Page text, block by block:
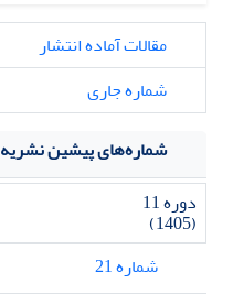
مقالات آماده انتشار
شماره جاری
شماره‌های پیشین نشریه
دوره 11
(1405)
شماره 21